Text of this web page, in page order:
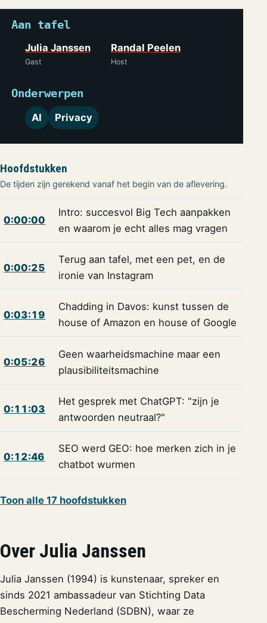
Aan tafel
Julia Janssen
Gast
Randal Peelen
Host
Onderwerpen
AI Privacy
Hoofdstukken
De tijden zijn gerekend vanaf het begin van de aflevering.
0:00:00
Intro: succesvol Big Tech aanpakken
en waarom je echt alles mag vragen
0:00:25
Terug aan tafel, met een pet, en de
ironie van Instagram
0:03:19
Chadding in Davos: kunst tussen de
house of Amazon en house of Google
0:05:26
Geen waarheidsmachine maar een
plausibiliteitsmachine
0:11:03
Het gesprek met ChatGPT: "zijn je
antwoorden neutraal?"
0:12:46
SEO werd GEO: hoe merken zich in je
chatbot wurmen
Toon alle 17 hoofdstukken
Over Julia Janssen
Julia Janssen (1994) is kunstenaar, spreker en
sinds 2021 ambassadeur van Stichting Data
Bescherming Nederland (SDBN), waar ze